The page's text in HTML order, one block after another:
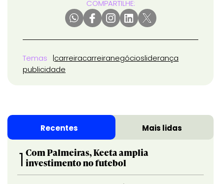
COMPARTILHE:
Temas carreiracarreiranegóciosliderança
publicidade
Recentes Mais lidas
1 Com Palmeiras, Keeta amplia
investimento no futebol